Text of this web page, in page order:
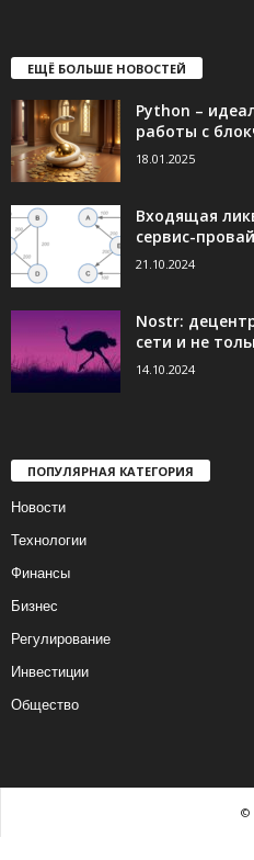
ЕЩЁ БОЛЬШЕ НОВОСТЕЙ
Python –
работы с
18.01.2025
Входящая
сервис-
21.10.2024
Nostr:
сети и не
14.10.2024
ПОПУЛЯРНАЯ КАТЕГОРИЯ
Новости
Технологии
Финансы
Бизнес
Регулирование
Инвестиции
Общество
©